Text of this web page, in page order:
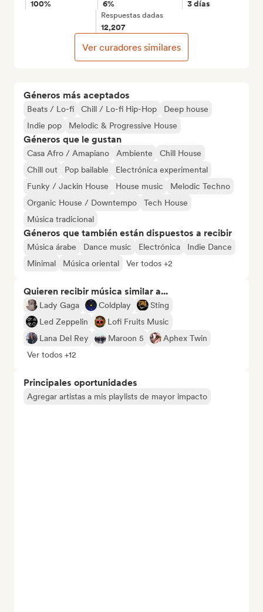
Géneros más aceptados
Beats / Lo-fi Chill / Lo-fi Hip-Hop
Deep house
Indie pop
Melodic & Progressive House
Géneros que le gustan
Casa Afro / Amapiano Ambiente
Chill House
Chill out
Pop bailable
Electrónica experimental
Funky / Jackin House
House music
Melodic Techno
Organic House / Downtempo
Tech House
Música tradicional
Géneros que también están dispuestos a recibir
Música árabe Dance music Electrónica
Indie Dance
Minimal
Música oriental Ver todos +2
Quieren recibir música similar a...
Lady Gaga Coldplay
Sting
Led Zeppelin
Lofi Fruits Music
Lana Del Rey
Maroon 5
Aphex Twin
Ver todos +12
Principales oportunidades
Agregar artistas a mis playlists de mayor impacto
100% 6% 3 días
Respuestas dadas
12,207
Ver curadores similares